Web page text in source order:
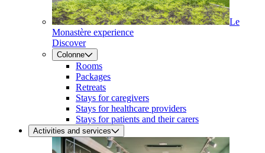
Le
Monastère experience
Discover
Colonne
Rooms
Packages
Retreats
Stays for caregivers
Stays for healthcare providers
Stays for patients and their carers
Activities and services